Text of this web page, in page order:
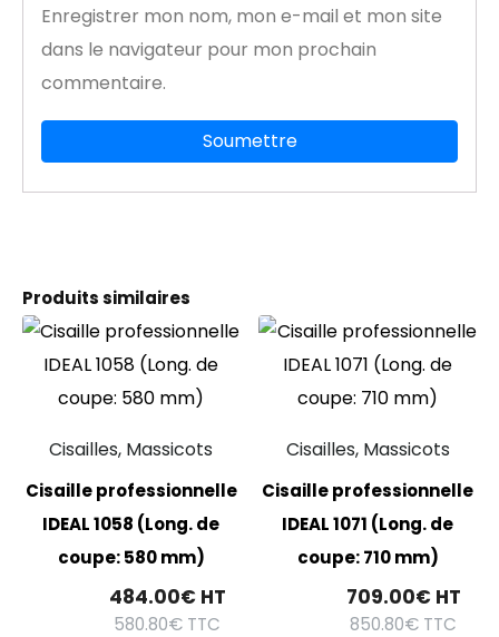
Enregistrer mon nom, mon e-mail et mon site
dans le navigateur pour mon prochain
commentaire.
Produits similaires
Cisailles, Massicots
Cisaille professionnelle
IDEAL 1058 (Long. de
coupe: 580 mm)
484.00€ HT
580.80€ TTC
Cisailles, Massicots
Cisaille professionnelle
IDEAL 1071 (Long. de
coupe: 710 mm)
709.00€ HT
850.80€ TTC